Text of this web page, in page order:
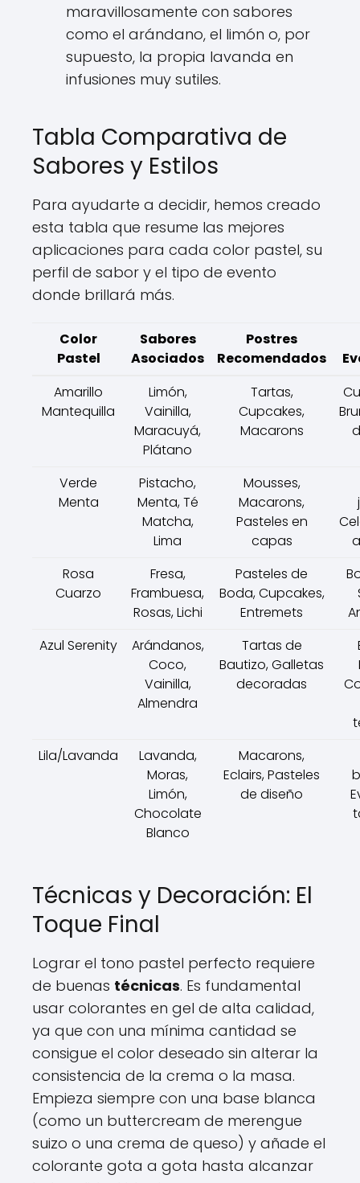
maravillosamente con sabores
como el arándano, el limón o, por
supuesto, la propia lavanda en
infusiones muy sutiles.
Tabla Comparativa de
Sabores y Estilos
Para ayudarte a decidir, hemos creado
esta tabla que resume las mejores
aplicaciones para cada color pastel, su
perfil de sabor y el tipo de evento
donde brillará más.
Color
Pastel
Sabores
Asociados
Postres
Recomendados
Amarillo
Mantequilla
Limón,
Vainilla,
Maracuyá,
Plátano
Tartas,
Cupcakes,
Macarons
Verde
Menta
Pistacho,
Menta, Té
Matcha,
Lima
Mousses,
Macarons,
Pasteles en
capas
Rosa
Cuarzo
Fresa,
Frambuesa,
Rosas, Lichi
Pasteles de
Boda, Cupcakes,
Entremets
Azul Serenity
Arándanos,
Coco,
Vainilla,
Almendra
Tartas de
Bautizo, Galletas
decoradas
Lila/Lavanda
Lavanda,
Moras,
Limón,
Chocolate
Blanco
Macarons,
Eclairs, Pasteles
de diseño
Técnicas y Decoración: El
Toque Final
Lograr el tono pastel perfecto requiere
de buenas técnicas. Es fundamental
usar colorantes en gel de alta calidad,
ya que con una mínima cantidad se
consigue el color deseado sin alterar la
consistencia de la crema o la masa.
Empieza siempre con una base blanca
(como un buttercream de merengue
suizo o una crema de queso) y añade el
colorante gota a gota hasta alcanzar